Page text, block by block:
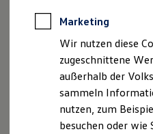
Anpfiff zum Gewinn
Elektroautos
ID. Tutorials
Reichweite
Reichweite
Reichweite im
Probefahrt
Marketing
Wir nutzen diese
zugeschnittene
außerhalb der
sammeln
nutzen, zum
besuchen oder wie